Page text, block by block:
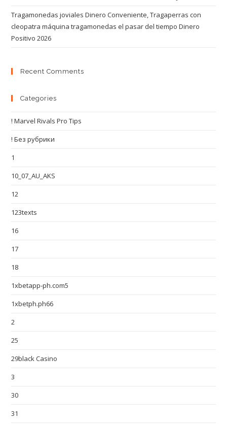
Tragamonedas joviales Dinero Conveniente, Tragaperras con
cleopatra máquina tragamonedas el pasar del tiempo Dinero
Positivo 2026
Recent Comments
Categories
! Marvel Rivals Pro Tips
! Без рубрики
1
10_07_AU_AKS
12
123texts
16
17
18
1xbetapp-ph.com5
1xbetph.ph66
2
25
29black Casino
3
30
31